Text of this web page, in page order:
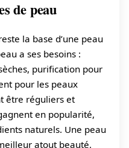
de peau
la base d’une peau
a ses besoins :
purification pour
pour les peaux
être réguliers et
en popularité,
naturels. Une peau
atout beauté.